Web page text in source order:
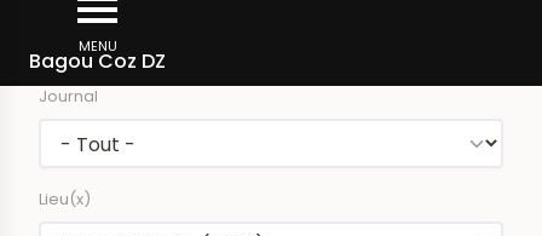
contenu
principal
MENU
Bagou Coz DZ
Rechercher dans la presse
Journal
Lieu(x)